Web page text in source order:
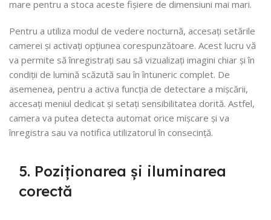
mare pentru a stoca aceste fișiere de dimensiuni mai mari.
Pentru a utiliza modul de vedere nocturnă, accesați setările
camerei și activați opțiunea corespunzătoare. Acest lucru vă
va permite să înregistrați sau să vizualizați imagini chiar și în
condiții de lumină scăzută sau în întuneric complet. De
asemenea, pentru a activa funcția de detectare a mișcării,
accesați meniul dedicat și setați sensibilitatea dorită. Astfel,
camera va putea detecta automat orice mișcare și va
înregistra sau va notifica utilizatorul în consecință.
5. Poziționarea și iluminarea
corectă